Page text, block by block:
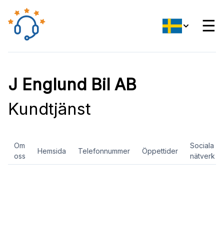
☰
J Englund Bil AB
Kundtjänst
Om
oss
Hemsida Telefonnummer Öppettider
Sociala
nätverk